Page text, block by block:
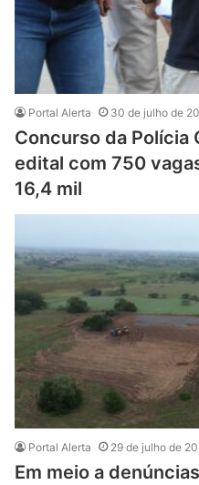
Portal Alerta 30 de julho de
Concurso da Polícia
edital com 750
16,4 mil
Portal Alerta 29 de julho de
Em meio a